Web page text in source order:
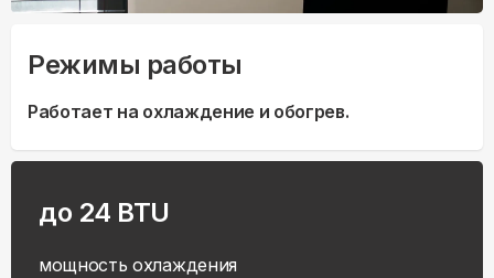
Режимы работы
Работает на охлаждение и обогрев.
до 24 BTU
мощность охлаждения